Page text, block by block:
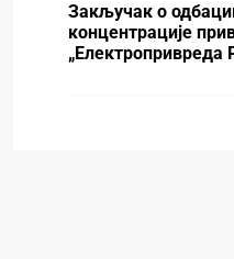
Закључак о
концентрације
„Електропривреда